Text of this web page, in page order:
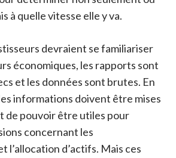
à quelle vitesse elle y va.
devraient se familiariser
économiques, les rapports sont
et les données sont brutes. En
informations doivent être mises
de pouvoir être utiles pour
concernant les
l’allocation d’actifs. Mais ces